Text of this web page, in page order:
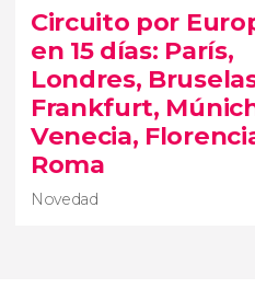
26 opiniones
Dejaos seducir por los
este circuito de 2 días
Circuito por
en 15 días: París,
Londres,
Frankfurt,
Venecia,
Roma
Novedad